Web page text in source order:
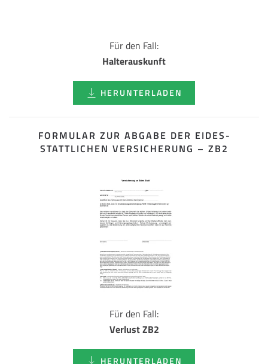
Für den Fall:
Halterauskunft
HERUNTERLADEN
FORMULAR ZUR ABGABE DER EIDES­
STATTLICHEN VERSICHERUNG – ZB2
Für den Fall:
Verlust ZB2
HERUNTERLADEN